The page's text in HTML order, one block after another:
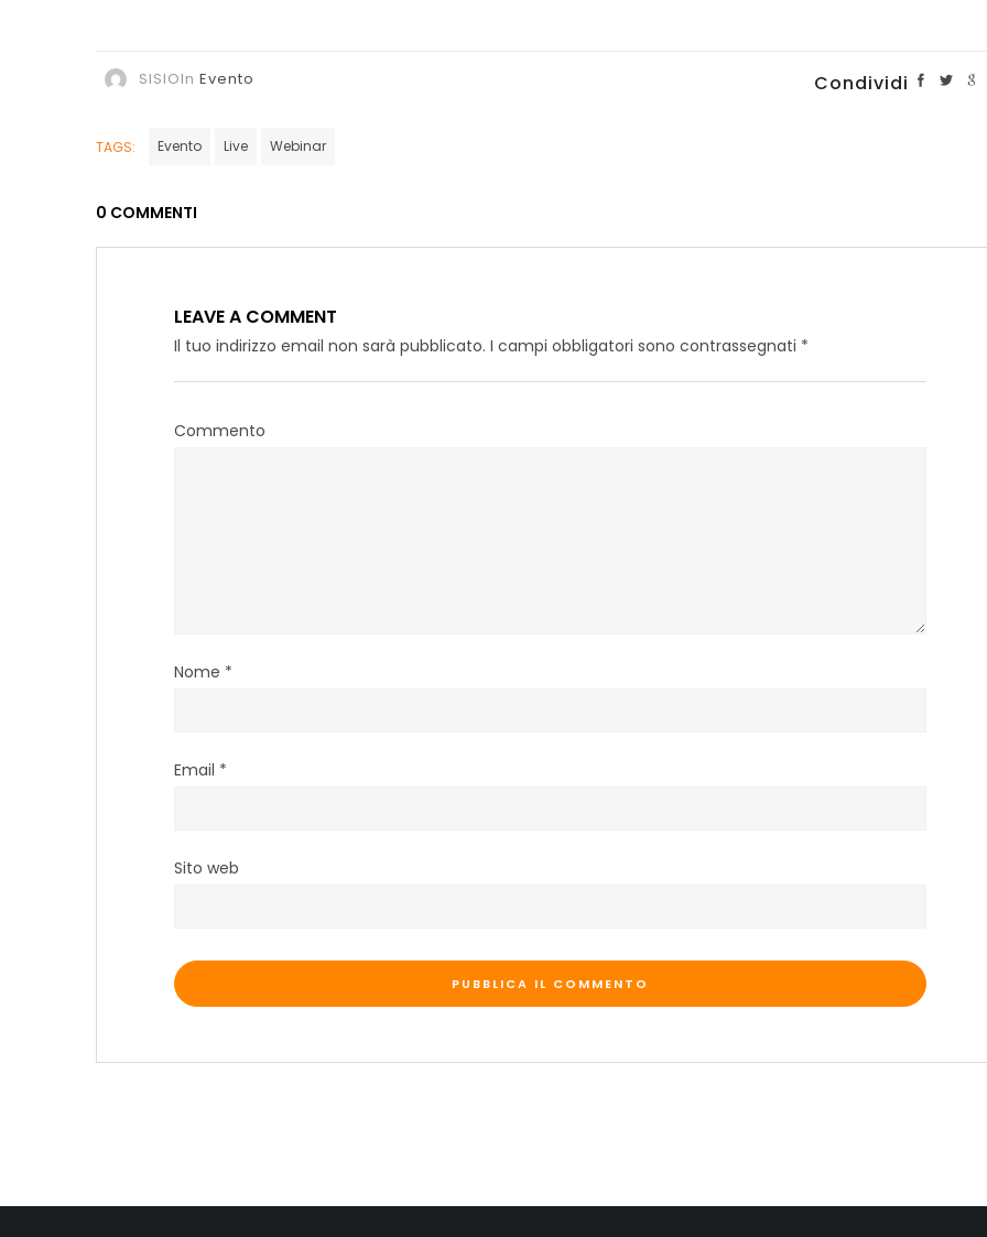
SISIOInEvento Condividi
TAGS: Evento Live Webinar
0 COMMENTI
LEAVE A COMMENT
Il tuo indirizzo email non sarà pubblicato. I campi obbligatori sono contrassegnati *
Commento
Nome *
Email *
Sito web